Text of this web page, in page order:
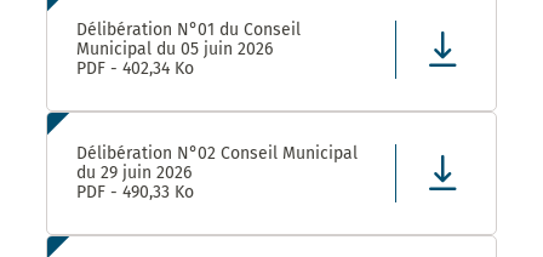
Délibération N°01 du Conseil
Municipal du 05 juin 2026
PDF - 402,34 Ko
Délibération N°02 Conseil Municipal
du 29 juin 2026
PDF - 490,33 Ko